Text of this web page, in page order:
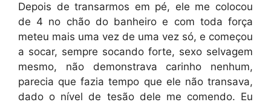
Depois de transarmos em pé, ele me colocou
de 4 no chão do banheiro e com toda força
meteu mais uma vez de uma vez só, e começou
a socar, sempre socando forte, sexo selvagem
mesmo, não demonstrava carinho nenhum,
parecia que fazia tempo que ele não transava,
dado o nível de tesão dele me comendo. Eu